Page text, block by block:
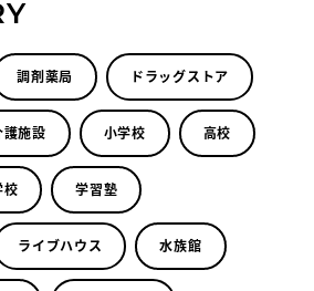
調剤薬局 ドラッグストア
護施設 小学校 高校
校 学習塾
ライブハウス 水族館